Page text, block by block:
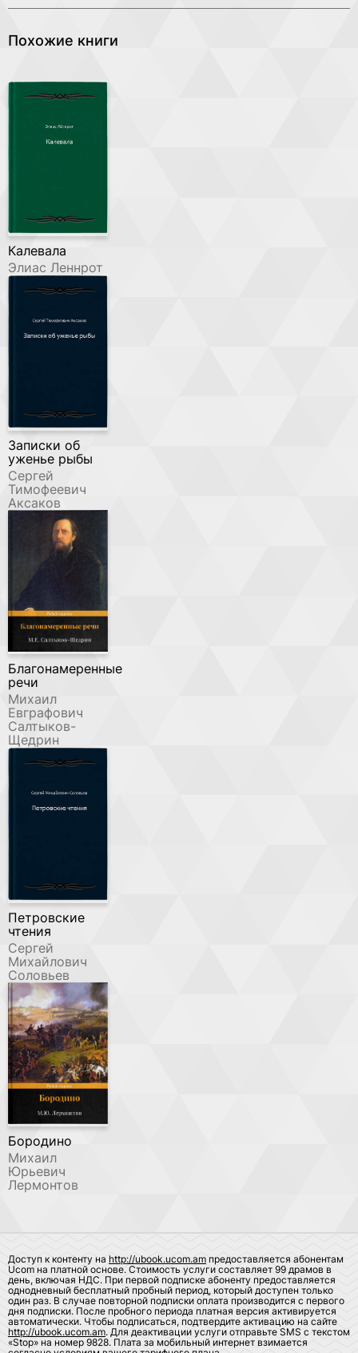
Похожие книги
Калевала
Элиас Леннрот
Записки об
уженье рыбы
Сергей
Тимофеевич
Аксаков
Благонамеренные
речи
Михаил
Евграфович
Салтыков-
Щедрин
Петровские
чтения
Сергей
Михайлович
Соловьев
Бородино
Михаил
Юрьевич
Лермонтов
Доступ к контенту на http://ubook.ucom.am предоставляется абонентам
Ucom на платной основе. Стоимость услуги составляет 99 драмов в
день, включая НДС. При первой подписке абоненту предоставляется
однодневный бесплатный пробный период, который доступен только
один раз. В случае повторной подписки оплата производится с первого
дня подписки. После пробного периода платная версия активируется
автоматически. Чтобы подписаться, подтвердите активацию на сайте
http://ubook.ucom.am. Для деактивации услуги отправьте SMS с текстом
«Stop» на номер 9828. Плата за мобильный интернет взимается